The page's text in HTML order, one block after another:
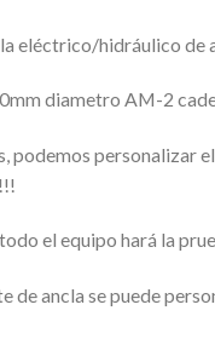
eléctrico/hidráulico
diametro AM-2
podemos
el equipo hará la
de ancla se puede